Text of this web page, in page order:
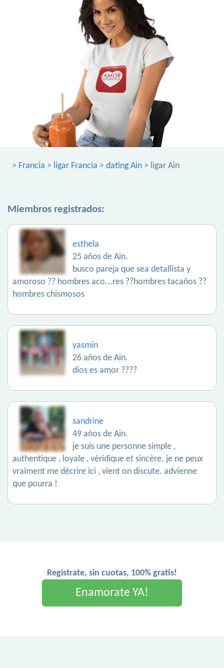
> Francia > ligar Francia > dating Ain > ligar Ain
Miembros registrados:
esthela
25 años de Ain.
busco pareja que sea detallista y
amoroso ?? hombres aco...res ??hombres tacaños ??
hombres chismosos
yasmin
26 años de Ain.
dios es amor ????
sandrine
49 años de Ain.
je suis une personne simple ,
authentique , loyale , véridique et sincère. je ne peux
vraiment me décrire ici , vient on discute. advienne
que pourra !
Registrate, sin cuotas, 100% gratis!
Enamorate YA!